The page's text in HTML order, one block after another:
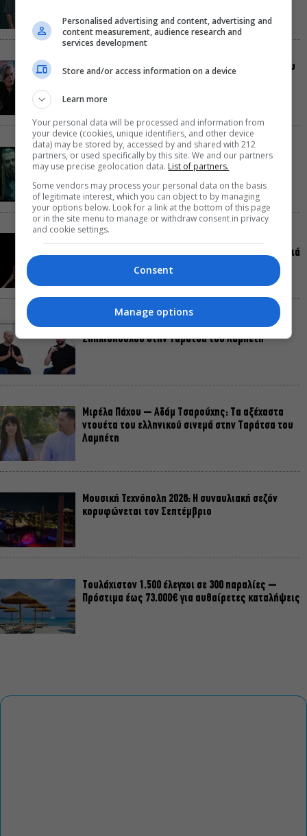
Δικός σου, Φραντς: Η παράσταση του Αλέξανδρου
«Ριφιφί»: Σε Α’ τηλεοπτική προβολή η σειρά
φαινόμενο του Σωτήρη Τσαφούλια
Χριστίνας Κυριαζίδη στο Δημοτικό Θέατρο Πειραιά
Τόσο Όσο: Η stand-up comedy των Φουντούλη-
Σπηλιόπουλου στην Ταράτσα του Λαμπέτη
Μιρέλα Πάχου – Αδάμ Τσαρούχης: Τα αξέχαστα
ντουέτα του ελληνικού σινεμά στην Ταράτσα του
Λαμπέτη
Μουσική Τεχνόπολη 2026: Η συναυλιακή σεζόν
κορυφώνεται τον Σεπτέμβριο
Τουλάχιστον 1.500 έλεγχοι σε 300 παραλίες –
Πρόστιμα έως 73.000€ για αυθαίρετες καταλήψεις
Personalised advertising and content, advertising and
content measurement, audience research and
services development
Store and/or access information on a device
Learn more
Your personal data will be processed and information from
your device (cookies, unique identifiers, and other device
data) may be stored by, accessed by and shared with 212
partners, or used specifically by this site. We and our partners
may use precise geolocation data. List of partners.
Some vendors may process your personal data on the basis
of legitimate interest, which you can object to by managing
your options below. Look for a link at the bottom of this page
or in the site menu to manage or withdraw consent in privacy
and cookie settings.
Consent
Manage options